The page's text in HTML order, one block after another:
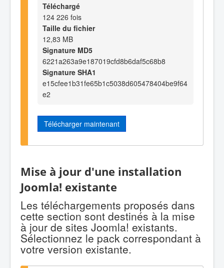
Téléchargé
124 226 fois
Taille du fichier
12,83 MB
Signature MD5
6221a263a9e187019cfd8b6daf5c68b8
Signature SHA1
e15cfee1b31fe65b1c5038d605478404be9f64
e2
Télécharger maintenant
Mise à jour d'une installation
Joomla! existante
Les téléchargements proposés dans
cette section sont destinés à la mise
à jour de sites Joomla! existants.
Sélectionnez le pack correspondant à
votre version existante.